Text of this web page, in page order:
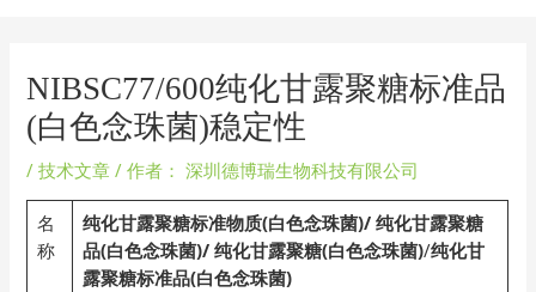
NIBSC77/600纯化甘露聚糖标准品
(白色念珠菌)稳定性
/技术文章 / 作者： 深圳德博瑞生物科技有限公司
名
称
纯化甘露聚糖标准物质(白色念珠菌)/ 纯化甘露聚糖
品(白色念珠菌)/ 纯化甘露聚糖(白色念珠菌)/纯化甘
露聚糖标准品(白色念珠菌)